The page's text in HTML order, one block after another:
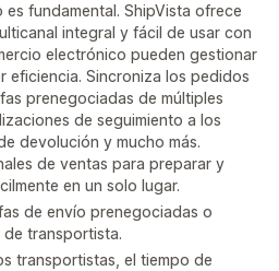
fundamental. ShipVista ofrece
integral y fácil de usar con
electrónico pueden gestionar
eficiencia. Sincroniza los pedidos
prenegociadas de múltiples
de seguimiento a los
devolución y mucho más.
de ventas para preparar y
en un solo lugar.
de envío prenegociadas o
transportista.
transportistas, el tiempo de